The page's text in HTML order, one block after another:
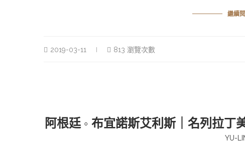
繼續
2019-03-11 813 瀏覽次數
阿根廷 ◦ 布宜諾斯艾利斯｜名列拉
YU-